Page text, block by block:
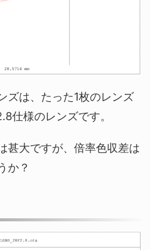
ズは、たった1枚のレンズ
仕様のレンズです。
甚大ですが、倍率色収差は
か？